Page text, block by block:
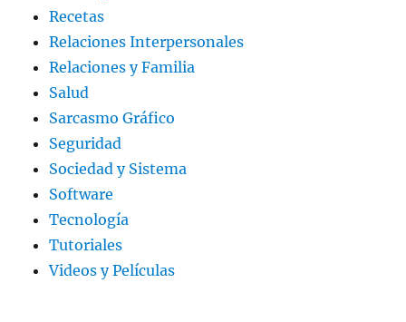
Recetas
Relaciones Interpersonales
Relaciones y Familia
Salud
Sarcasmo Gráfico
Seguridad
Sociedad y Sistema
Software
Tecnología
Tutoriales
Videos y Películas